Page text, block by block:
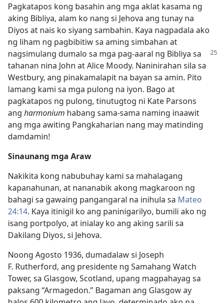
Pagkatapos kong basahin ang mga aklat kasama ng
aking Bibliya, alam ko nang si Jehova ang tunay na
Diyos at nais ko siyang sambahin. Kaya nagpadala ako
ng liham ng pagbibitiw sa aming simbahan at
nagsimulang dumalo sa mga pag-aaral ng Bibliya sa
tahanan nina John at Alice Moody. Naninirahan sila sa
Westbury, ang pinakamalapit na bayan sa amin. Pito
lamang kami sa mga pulong na iyon. Bago at
pagkatapos ng pulong, tinutugtog ni Kate Parsons
ang harmonium habang sama-sama naming inaawit
ang mga awiting Pangkaharian nang may matinding
damdamin!
Sinaunang mga Araw
Nakikita kong nabubuhay kami sa mahalagang
kapanahunan, at nananabik akong magkaroon ng
bahagi sa gawaing pangangaral na inihula sa Mateo
24:14. Kaya itinigil ko ang paninigarilyo, bumili ako ng
isang portpolyo, at inialay ko ang aking sarili sa
Dakilang Diyos, si Jehova.
Noong Agosto 1936, dumadalaw si Joseph
F. Rutherford, ang presidente ng Samahang Watch
Tower, sa Glasgow, Scotland, upang magpahayag sa
paksang “Armagedon.” Bagaman ang Glasgow ay